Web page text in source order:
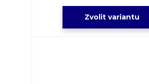
Zvolit variantu